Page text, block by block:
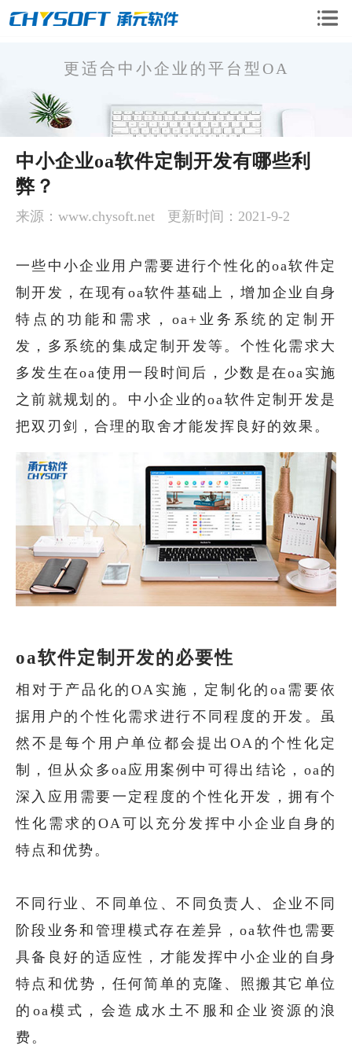
OA企业版
OA移动版
CRM系统
手机微信开发
软件定制开发
更适合中小企业的平台型OA
中小企业oa软件定制开发有哪些利
弊？
来源：www.chysoft.net 更新时间：2021-9-2
一些中小企业用户需要进行个性化的oa软件定
制开发，在现有oa软件基础上，增加企业自身
特点的功能和需求，oa+业务系统的定制开
发，多系统的集成定制开发等。个性化需求大
多发生在oa使用一段时间后，少数是在oa实施
之前就规划的。中小企业的oa软件定制开发是
把双刃剑，合理的取舍才能发挥良好的效果。
oa软件定制开发的必要性
相对于产品化的OA实施，定制化的oa需要依
据用户的个性化需求进行不同程度的开发。虽
然不是每个用户单位都会提出OA的个性化定
制，但从众多oa应用案例中可得出结论，oa的
深入应用需要一定程度的个性化开发，拥有个
性化需求的OA可以充分发挥中小企业自身的
特点和优势。
不同行业、不同单位、不同负责人、企业不同
阶段业务和管理模式存在差异，oa软件也需要
具备良好的适应性，才能发挥中小企业的自身
特点和优势，任何简单的克隆、照搬其它单位
的oa模式，会造成水土不服和企业资源的浪
费。